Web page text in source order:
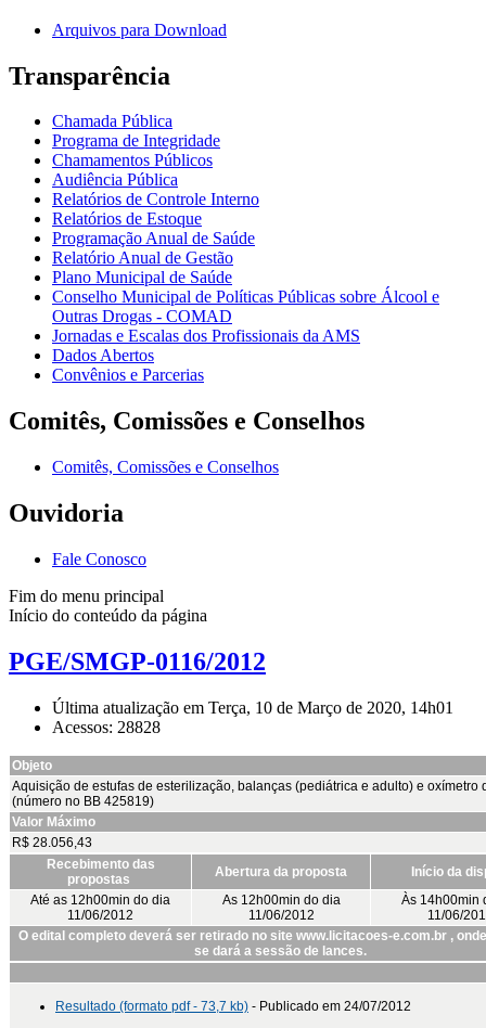
Arquivos para Download
Transparência
Chamada Pública
Programa de Integridade
Chamamentos Públicos
Audiência Pública
Relatórios de Controle Interno
Relatórios de Estoque
Programação Anual de Saúde
Relatório Anual de Gestão
Plano Municipal de Saúde
Conselho Municipal de Políticas Públicas sobre Álcool e
Outras Drogas - COMAD
Jornadas e Escalas dos Profissionais da AMS
Dados Abertos
Convênios e Parcerias
Comitês, Comissões e Conselhos
Comitês, Comissões e Conselhos
Ouvidoria
Fale Conosco
Fim do menu principal
Início do conteúdo da página
PGE/SMGP-0116/2012
Última atualização em Terça, 10 de Março de 2020, 14h01
Acessos: 28828
Objeto
Aquisição de estufas de esterilização, balanças (pediátrica e adulto) e oxímetro
(número no BB 425819)
Valor Máximo
R$ 28.056,43
Recebimento das
propostas
Abertura da proposta
Início da
Até as 12h00min do dia
11/06/2012
As 12h00min do dia
11/06/2012
Às 14h00min
11/06/
O edital completo deverá ser retirado no site www.licitacoes-e.com.br ,
se dará a sessão de lances.
Resultado (formato pdf - 73,7 kb) - Publicado em 24/07/2012